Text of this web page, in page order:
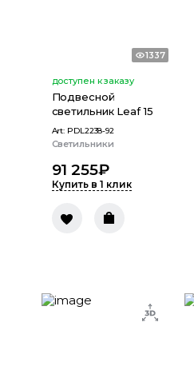
1337
доступен к заказу
Подвесной
светильник Leaf 15
Art: PDL2238-92
Светильники
91 255₽
Купить в 1 клик